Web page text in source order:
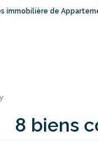
immobilière de
8 biens